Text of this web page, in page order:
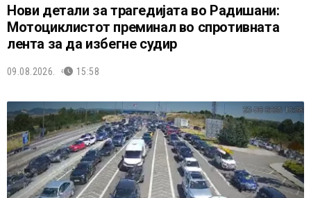
Нови детали за трагедијата во Радишани:
Мотоциклистот преминал во спротивната
лента за да избегне судир
09.08.2026. 15:58